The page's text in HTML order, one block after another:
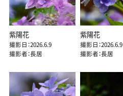
紫陽花
撮影日：2026.6.9
撮影者：長居
紫陽花
撮影日：2026.6.9
撮影者：長居